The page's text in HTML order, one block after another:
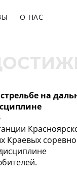
О НАС
на
Краевых